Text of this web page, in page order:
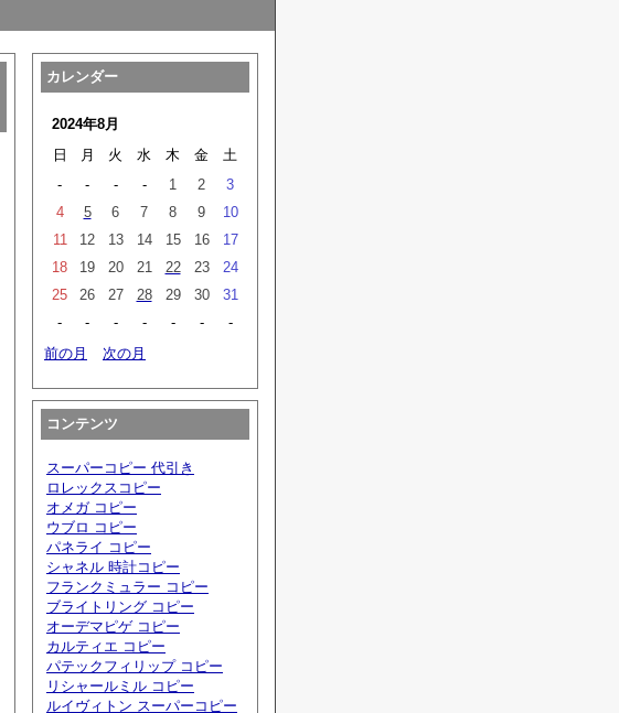
カレンダー
2024年8月
日
月 火 水 木 金
土
-
- - - 1 2
3
4
5 6 7 8 9
10
11
12 13 14 15 16
17
18
19 20 21 22 23
24
25
26 27 28 29 30
31
-
- - - - -
-
前の月
次の月
コンテンツ
スーパーコピー 代引き
ロレックスコピー
オメガ コピー
ウブロ コピー
パネライ コピー
シャネル 時計コピー
フランクミュラー コピー
ブライトリング コピー
オーデマピゲ コピー
カルティエ コピー
パテックフィリップ コピー
リシャールミル コピー
ルイヴィトン スーパーコピー